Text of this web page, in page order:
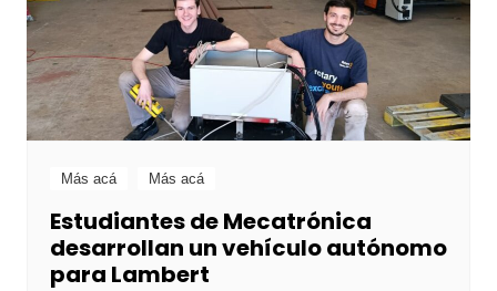
Más acá Más acá
Estudiantes de Mecatrónica
desarrollan un vehículo autónomo
para Lambert